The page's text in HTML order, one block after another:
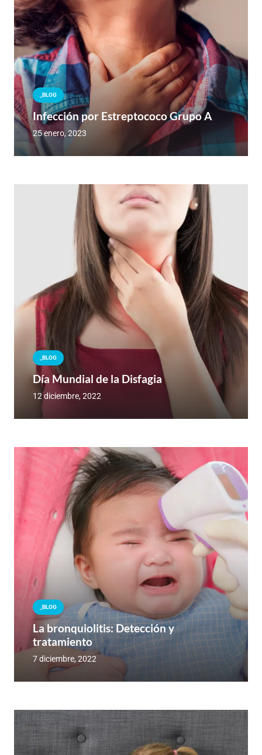
_BLOG
Infección por Estreptococo Grupo A
25 enero, 2023
_BLOG
Día Mundial de la Disfagia
12 diciembre, 2022
_BLOG
La bronquiolitis: Detección y
tratamiento
7 diciembre, 2022